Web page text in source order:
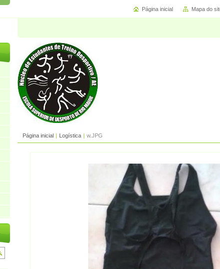
Página inicial | Logística | w.JPG
Página inicial Mapa do